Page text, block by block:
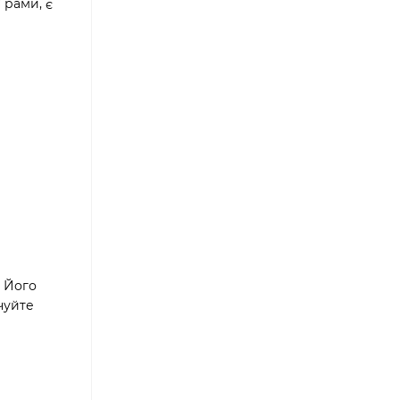
рами, є
Його